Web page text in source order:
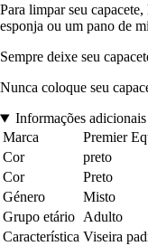
Para limpar seu
esponja ou um pano de
Sempre deixe seu
Nunca coloque seu
Informações adicionais
Marca
Premier
Cor
preto
Cor
Preto
Género
Misto
Grupo etário Adulto
Característica Viseira